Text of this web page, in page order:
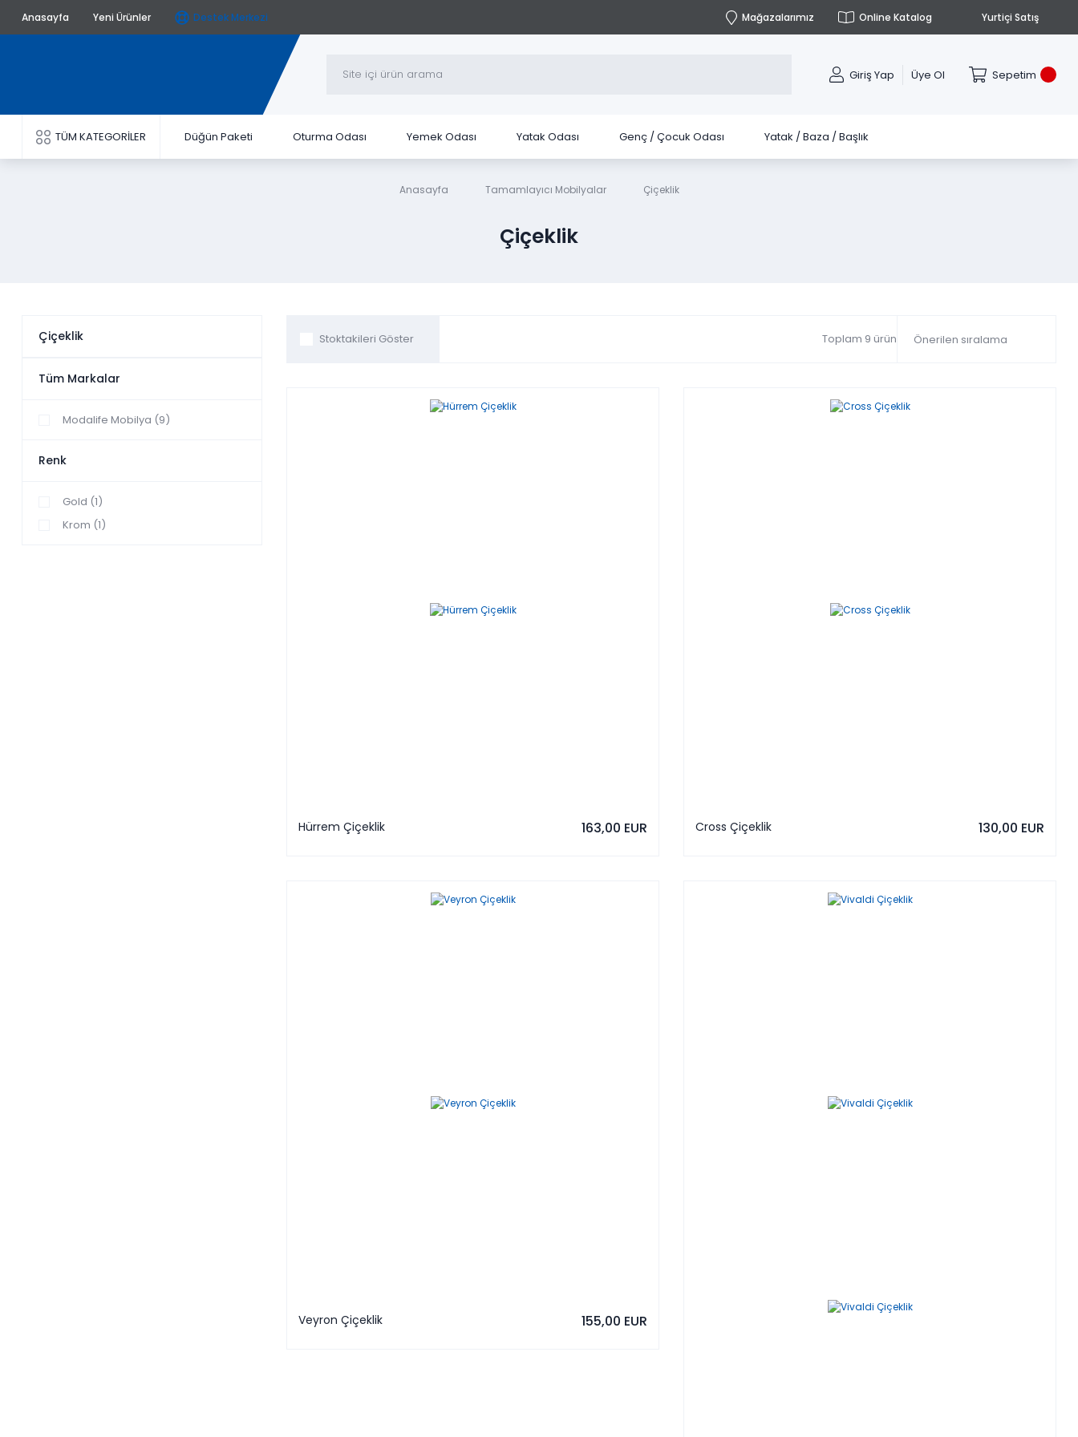
Anasayfa Yeni Ürünler Destek Merkezi Mağazalarımız Online Katalog Yurtiçi Satış
Giriş Yap Üye Ol Sepetim
TÜM KATEGORİLER Düğün Paketi Oturma Odası Yemek Odası Yatak Odası Genç / Çocuk Odası Yatak / Baza / Başlık
Anasayfa Tamamlayıcı Mobilyalar Çiçeklik
Çiçeklik
Çiçeklik
Tüm Markalar
Modalife Mobilya (9)
Renk
Gold (1)
Krom (1)
Toplam 9 ürün
Hürrem Çiçeklik 163,00 EUR Cross Çiçeklik 130,00 EUR
Veyron Çiçeklik 155,00 EUR